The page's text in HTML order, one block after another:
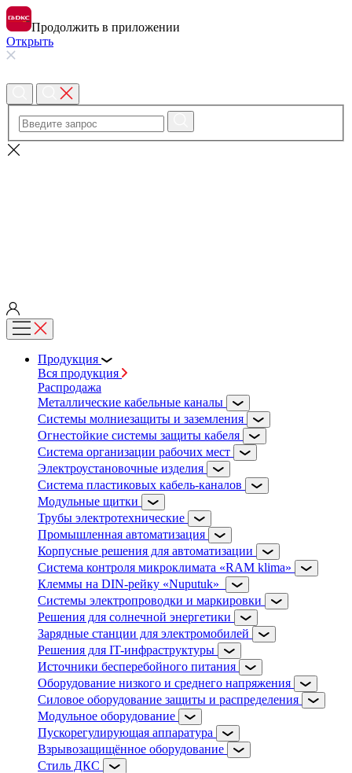
Продолжить в приложении
Открыть
Продукция
Вся продукция
Распродажа
Металлические кабельные каналы
Системы молниезащиты и заземления
Огнестойкие системы защиты кабеля
Система организации рабочих мест
Электроустановочные изделия
Система пластиковых кабель-каналов
Модульные щитки
Трубы электротехнические
Промышленная автоматизация
Корпусные решения для автоматизации
Система контроля микроклимата «RAM klima»
Клеммы на DIN-рейку «Nuputuk»
Системы электропроводки и маркировки
Решения для солнечной энергетики
Зарядные станции для электромобилей
Решения для IT-инфраструктуры
Источники бесперебойного питания
Оборудование низкого и среднего напряжения
Силовое оборудование защиты и распределения
Модульное оборудование
Пускорегулирующая аппаратура
Взрывозащищённое оборудование
Стиль ДКС